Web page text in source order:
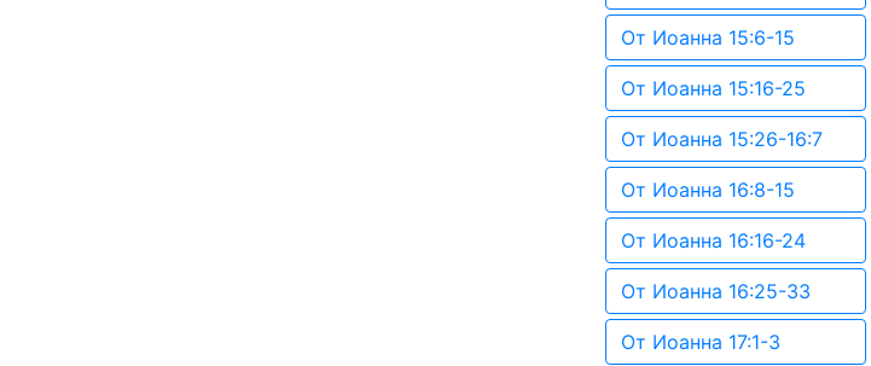
От Иоанна 15:6-15
От Иоанна 15:16-25
От Иоанна 15:26-16:7
От Иоанна 16:8-15
От Иоанна 16:16-24
От Иоанна 16:25-33
От Иоанна 17:1-3